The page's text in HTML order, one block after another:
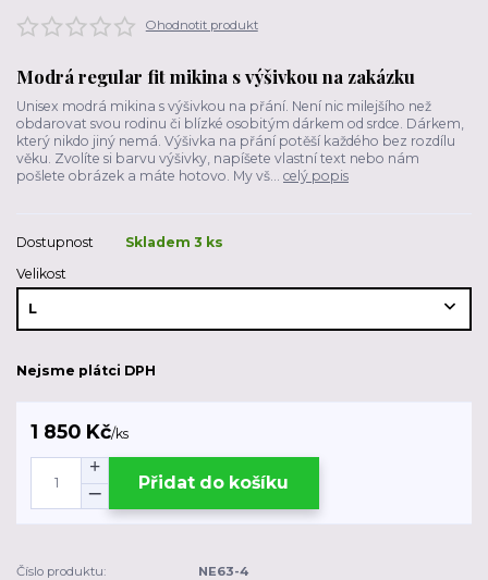
Ohodnotit produkt
Modrá regular fit mikina s výšivkou na zakázku
Unisex modrá mikina s výšivkou na přání. Není nic milejšího než
obdarovat svou rodinu či blízké osobitým dárkem od srdce. Dárkem,
který nikdo jiný nemá. Výšivka na přání potěší každého bez rozdílu
věku. Zvolíte si barvu výšivky, napíšete vlastní text nebo nám
pošlete obrázek a máte hotovo. My vš... celý popis
Dostupnost
Skladem 3 ks
Velikost
Nejsme plátci DPH
1 850 Kč/ks
Přidat do košíku
Číslo produktu:
NE63-4